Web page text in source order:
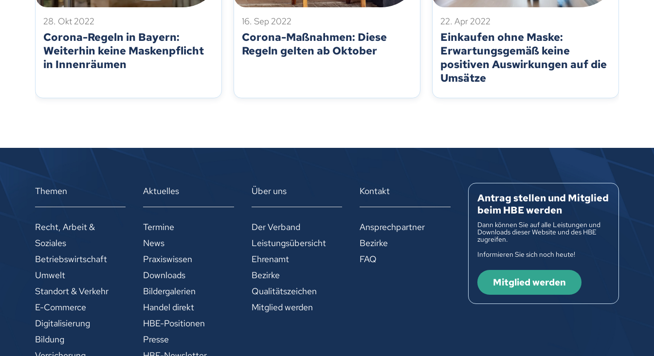
28. Okt 2022
Corona-Regeln in Bayern:
Weiterhin keine Maskenpflicht
in Innenräumen
16. Sep 2022
Corona-Maßnahmen: Diese
Regeln gelten ab Oktober
22. Apr 2022
Einkaufen ohne Maske:
Erwartungsgemäß keine
positiven Auswirkungen auf die
Umsätze
Themen
Recht, Arbeit &
Soziales
Betriebswirtschaft
Umwelt
Standort & Verkehr
E-Commerce
Digitalisierung
Bildung
Aktuelles
Termine
News
Praxiswissen
Downloads
Bildergalerien
Handel direkt
HBE-Positionen
Presse
Über uns
Der Verband
Leistungsübersicht
Ehrenamt
Bezirke
Qualitätszeichen
Mitglied werden
Kontakt
Ansprechpartner
Bezirke
FAQ
Antrag stellen und Mitglied
beim HBE werden
Dann können Sie auf alle Leistungen und
Downloads dieser Website und des HBE
zugreifen.
Informieren Sie sich noch heute!
Mitglied werden